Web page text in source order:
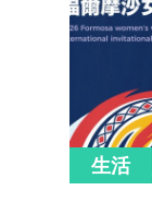
生活